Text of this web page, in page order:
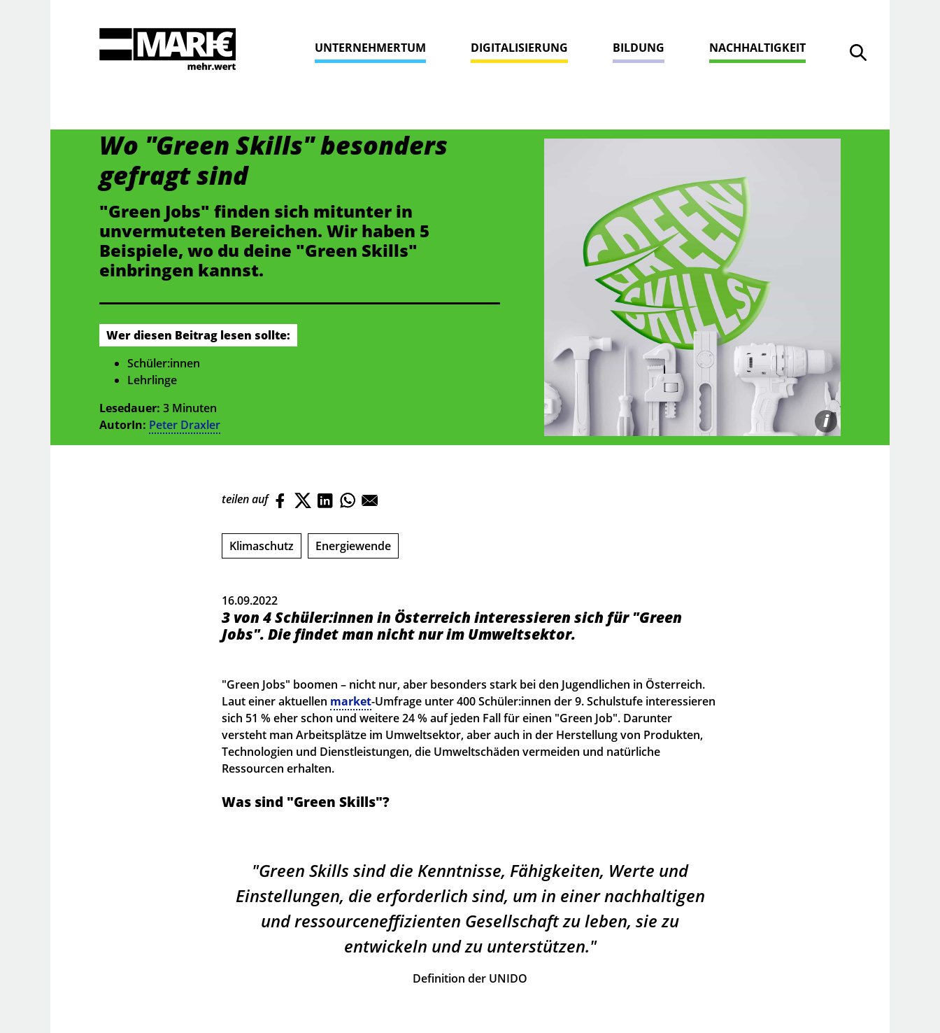
Suche öffnen
Suche
UNTERNEHMERTUM DIGITALISIERUNG BILDUNG NACHHALTIGKEIT
Wo "Green Skills" besonders
gefragt sind
"Green Jobs" finden sich mitunter in
unvermuteten Bereichen. Wir haben 5
Beispiele, wo du deine "Green Skills"
einbringen kannst.
Wer diesen Beitrag lesen sollte:
Schüler:innen
Lehrlinge
Lesedauer: 3 Minuten
AutorIn: Peter Draxler i
teilen auf
Klimaschutz Energiewende
16.09.2022
3 von 4 Schüler:innen in Österreich interessieren sich für "Green
Jobs". Die findet man nicht nur im Umweltsektor.
"Green Jobs" boomen – nicht nur, aber besonders stark bei den Jugendlichen in Österreich.
Laut einer aktuellen market-Umfrage unter 400 Schüler:innen der 9. Schulstufe interessieren
sich 51 % eher schon und weitere 24 % auf jeden Fall für einen "Green Job". Darunter
versteht man Arbeitsplätze im Umweltsektor, aber auch in der Herstellung von Produkten,
Technologien und Dienstleistungen, die Umweltschäden vermeiden und natürliche
Ressourcen erhalten.
Was sind "Green Skills"?
Green Skills sind die Kenntnisse, Fähigkeiten, Werte und
Einstellungen, die erforderlich sind, um in einer nachhaltigen
und ressourceneffizienten Gesellschaft zu leben, sie zu
entwickeln und zu unterstützen.
Definition der UNIDO